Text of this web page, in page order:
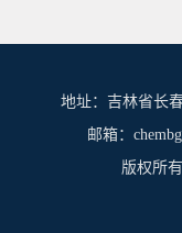
地址：吉林省长
邮箱：
版权所